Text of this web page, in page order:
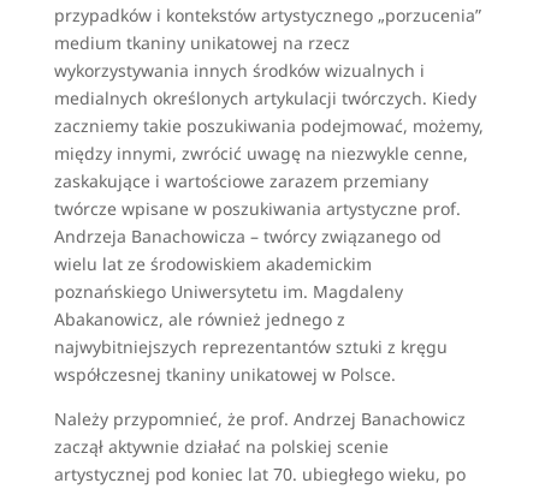
przypadków i kontekstów artystycznego „porzucenia”
medium tkaniny unikatowej na rzecz
wykorzystywania innych środków wizualnych i
medialnych określonych artykulacji twórczych. Kiedy
zaczniemy takie poszukiwania podejmować, możemy,
między innymi, zwrócić uwagę na niezwykle cenne,
zaskakujące i wartościowe zarazem przemiany
twórcze wpisane w poszukiwania artystyczne prof.
Andrzeja Banachowicza – twórcy związanego od
wielu lat ze środowiskiem akademickim
poznańskiego Uniwersytetu im. Magdaleny
Abakanowicz, ale również jednego z
najwybitniejszych reprezentantów sztuki z kręgu
współczesnej tkaniny unikatowej w Polsce.
Należy przypomnieć, że prof. Andrzej Banachowicz
zaczął aktywnie działać na polskiej scenie
artystycznej pod koniec lat 70. ubiegłego wieku, po